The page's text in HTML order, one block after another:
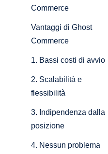
Commerce
Vantaggi di Ghost
Commerce
1. Bassi costi di avvio
2. Scalabilità e
flessibilità
3. Indipendenza dalla
posizione
4. Nessun problema